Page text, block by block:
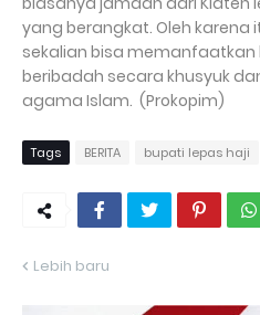
yang berangkat. Oleh
sekalian bisa
beribadah secara khusyuk
agama Islam. (Prokopim)
Tags BERITA bupati lepas haji
Lebih baru